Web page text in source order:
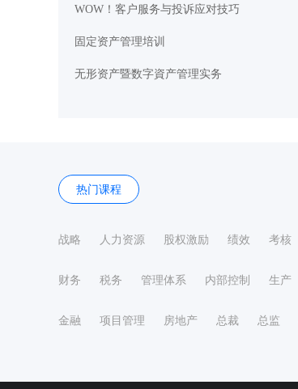
WOW！客户服务与投诉应对技巧
固定资产管理培训
无形资产暨数字資产管理实务
热门课程
战略 人力资源 股权激励 绩效 考核
财务 税务 管理体系 内部控制 生产
金融 项目管理 房地产 总裁 总监